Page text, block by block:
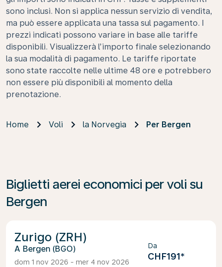
sono inclusi. Non si applica nessun servizio di vendita,
ma può essere applicata una tassa sul pagamento. I
prezzi indicati possono variare in base alle tariffe
disponibili. Visualizzerà l’importo finale selezionando
la sua modalità di pagamento. Le tariffe riportate
sono state raccolte nelle ultime 48 ore e potrebbero
non essere più disponibili al momento della
prenotazione.
Home Voli la Norvegia Per Bergen
Biglietti aerei economici per voli su
Bergen
Zurigo (ZRH)
Bergen (BGO)
dom 1 nov 2026 - mer 4 nov 2026
Da
CHF191*